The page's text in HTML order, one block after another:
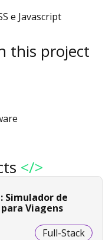
e Javascript
this project
</>
Simulador de
Viagens
Full-Stack